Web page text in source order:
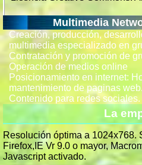
Multimedia
Creación, producción,
multimedia especializado en
Contratación y promoción de
Operación de medios online
Posicionamiento en internet:
mantenimiento de paginas
Contenido para redes sociales.
La
Resolución óptima a 1024x768.
Firefox,IE Vr 9.0 o mayor,
Javascript activado.